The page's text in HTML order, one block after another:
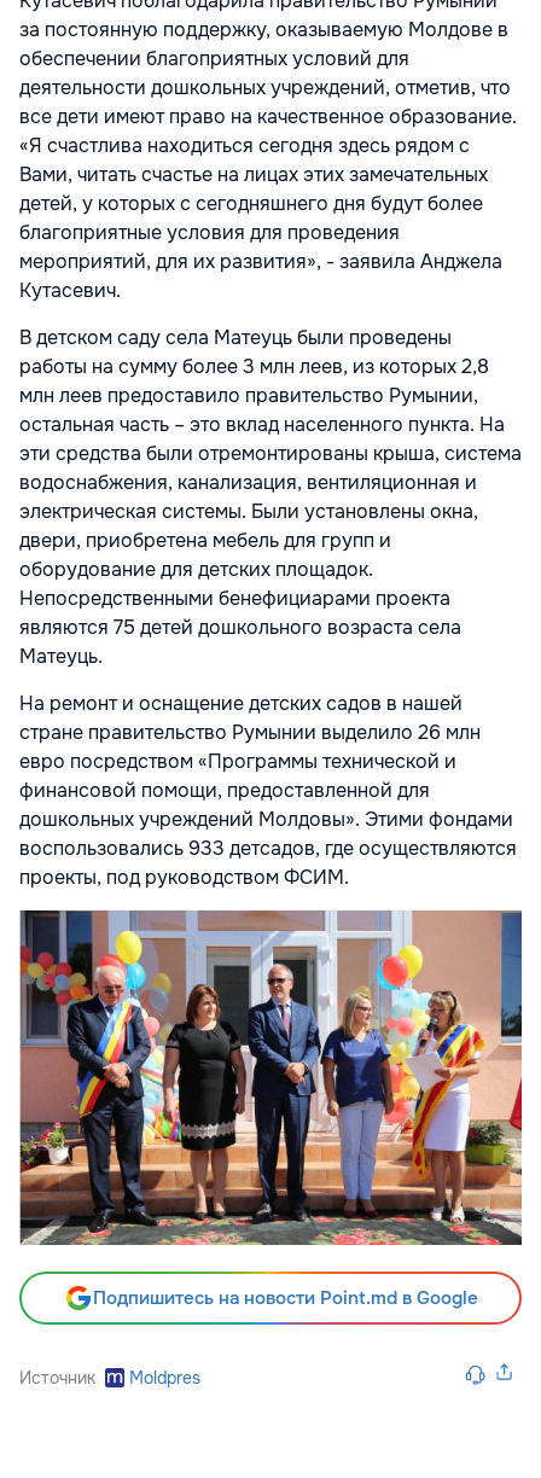
за постоянную поддержку, оказываемую Молдове в
обеспечении благоприятных условий для
деятельности дошкольных учреждений, отметив, что
все дети имеют право на качественное образование.
«Я счастлива находиться сегодня здесь рядом с
Вами, читать счастье на лицах этих замечательных
детей, у которых с сегодняшнего дня будут более
благоприятные условия для проведения
мероприятий, для их развития», - заявила Анджела
Кутасевич.
В детском саду села Матеуць были проведены
работы на сумму более 3 млн леев, из которых 2,8
млн леев предоставило правительство Румынии,
остальная часть – это вклад населенного пункта. На
эти средства были отремонтированы крыша, система
водоснабжения, канализация, вентиляционная и
электрическая системы. Были установлены окна,
двери, приобретена мебель для групп и
оборудование для детских площадок.
Непосредственными бенефициарами проекта
являются 75 детей дошкольного возраста села
Матеуць.
На ремонт и оснащение детских садов в нашей
стране правительство Румынии выделило 26 млн
евро посредством «Программы технической и
финансовой помощи, предоставленной для
дошкольных учреждений Молдовы». Этими фондами
воспользовались 933 детсадов, где осуществляются
проекты, под руководством ФСИМ.
Подпишитесь на новости Point.md в Google
Источник Moldpres